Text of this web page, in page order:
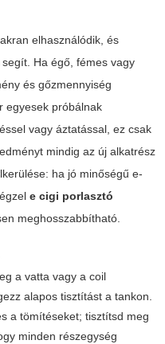
elhasználódik, és
Ha égő, fémes vagy
és gőzmennyiség
egyesek próbálnak
vagy áztatással, ez csak
mindig az új alkatrész
ha jó minőségű e-
e cigi porlasztó
meghosszabbítható.
a vatta vagy a coil
alapos tisztítást a tankon.
a tömítéseket; tisztítsd meg
minden részegység